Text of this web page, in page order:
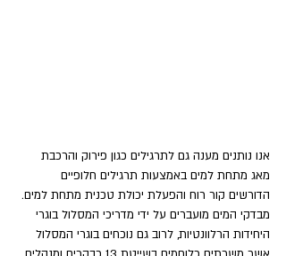
אנו נותנים מענה גם לתרגילים כגון פירוק והרכבת
מאג מתחת למים באמצעות תרגילים חלופיים
הדורשים קור רוח והפעלת יכולת טכנית מתחת למים.
מבדקי המים מועברים על ידי מדריכי המסלול בוגרי
היחידות הרלוונטיות, לרוב גם נוכחים בוגרי המסלול